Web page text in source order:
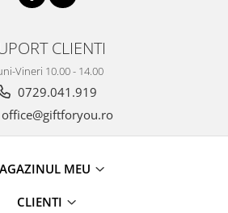
CLIENTI
Vineri 10.00 - 14.00
0729.041.919
office@giftforyou.ro
MEU
CLIENTI